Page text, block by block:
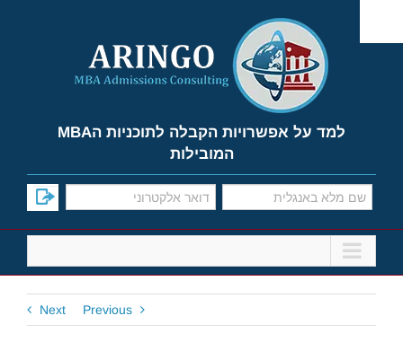
content
למד על אפשרויות הקבלה לתוכניות הMBA
המובילות
Previous
Next